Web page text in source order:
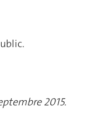
2015.